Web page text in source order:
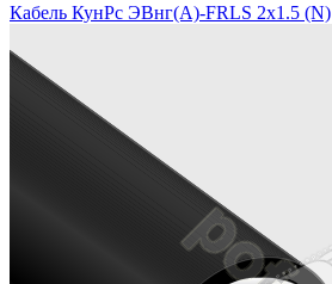
Кабель КунРс ЭВнг(А)-FRLS 2х1.5 (N)